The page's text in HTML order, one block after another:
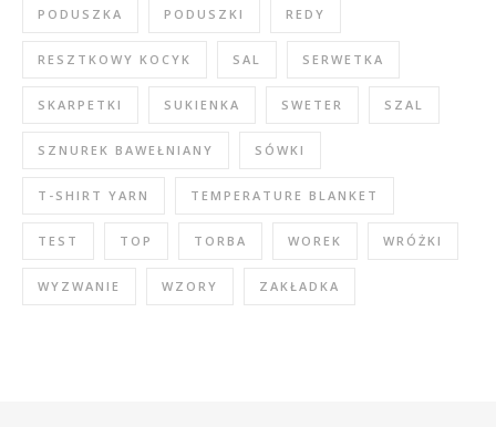
PODUSZKA PODUSZKI REDY
RESZTKOWY KOCYK SAL SERWETKA
SKARPETKI SUKIENKA SWETER SZAL
SZNUREK BAWEŁNIANY SÓWKI
T-SHIRT YARN TEMPERATURE BLANKET
TEST TOP TORBA WOREK WRÓŻKI
WYZWANIE WZORY ZAKŁADKA